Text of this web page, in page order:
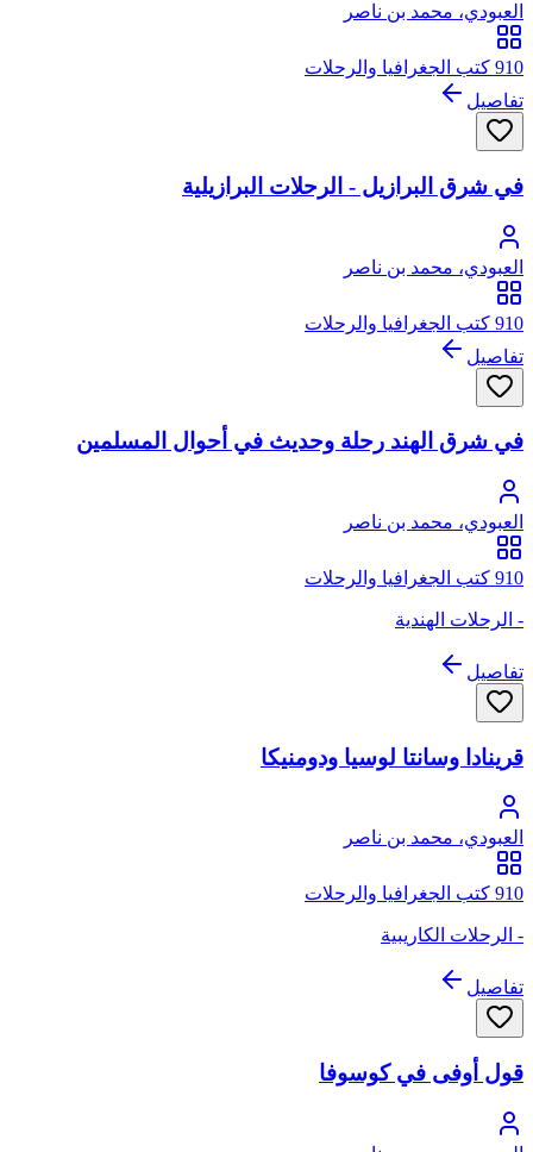
العبودي، محمد بن ناصر
910 كتب الجغرافيا والرحلات
تفاصيل
في شرق البرازيل - الرحلات البرازيلية
العبودي، محمد بن ناصر
910 كتب الجغرافيا والرحلات
تفاصيل
في شرق الهند رحلة وحديث في أحوال المسلمين
العبودي، محمد بن ناصر
910 كتب الجغرافيا والرحلات
- الرحلات الهندية
تفاصيل
قرينادا وسانتا لوسيا ودومنيكا
العبودي، محمد بن ناصر
910 كتب الجغرافيا والرحلات
- الرحلات الكاريبية
تفاصيل
قول أوفى في كوسوفا